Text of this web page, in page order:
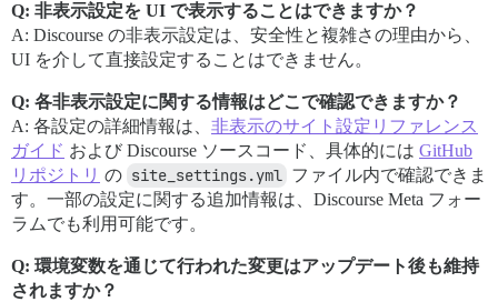
Q: 非表示設定を UI で表示することはできますか？
A: Discourse の非表示設定は、安全性と複雑さの理由から、
UI を介して直接設定することはできません。
Q: 各非表示設定に関する情報はどこで確認できますか？
A: 各設定の詳細情報は、 非表示のサイト設定リファレンス
ガイド および Discourse ソースコード、具体的には GitHub
リポジトリ の site_settings.yml ファイル内で確認できま
す。一部の設定に関する追加情報は、Discourse Meta フォー
ラムでも利用可能です。
Q: 環境変数を通じて行われた変更はアップデート後も維持
されますか？